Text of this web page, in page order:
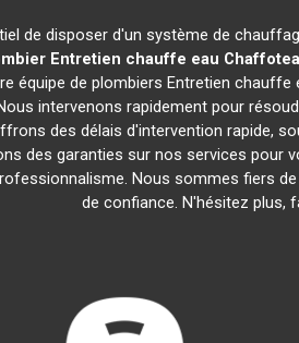
de disposer d'un système de
Entretien chauffe eau
équipe de plombiers Entretien chauffe
intervenons rapidement pour
des délais d'intervention rapide,
des garanties sur nos services pour
Nous sommes fiers
de confiance. N'hésitez plus,